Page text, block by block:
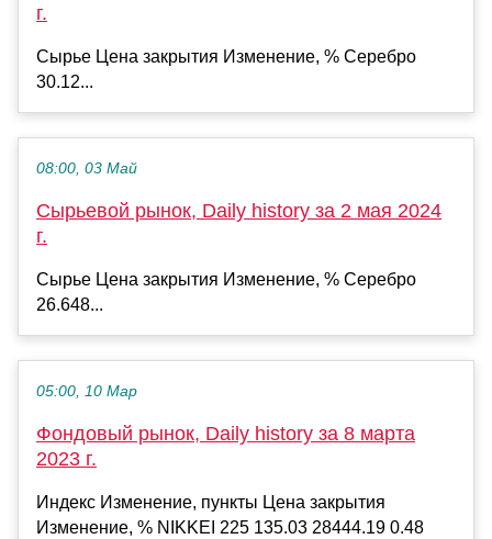
г.
Сырье Цена закрытия Изменение, % Серебро
30.12...
08:00, 03 Май
Сырьевой рынок, Daily history за 2 мая 2024
г.
Сырье Цена закрытия Изменение, % Серебро
26.648...
05:00, 10 Мар
Фондовый рынок, Daily history за 8 марта
2023 г.
Индекс Изменение, пункты Цена закрытия
Изменение, % NIKKEI 225 135.03 28444.19 0.48